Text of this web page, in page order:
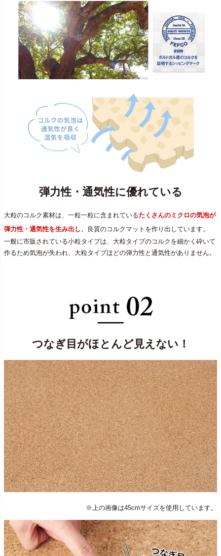
弾力性・通気性に優れている
大粒のコルク素材は、一粒一粒に含まれているたくさんのミクロの気泡が
弾力性・通気性を生み出し、
良質のコルクマットを作り出しています。
一般に市販されている小粒タイプは、大粒タイプのコルクを細かく砕いて
作るため気泡が失われ、大粒タイプほどの弾力性と通気性がありません。
つなぎ目がほとんど見えない！
※上の画像は45cmサイズを使用しています。